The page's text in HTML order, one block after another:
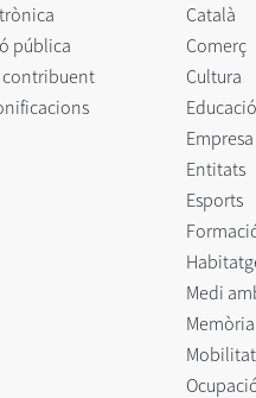
pública
contribuent
Català
Comerç
Cultura
Educació
Empresa
Entitats
Esports
Medi
Mobilitat